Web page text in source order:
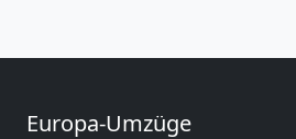
Europa-Umzüge